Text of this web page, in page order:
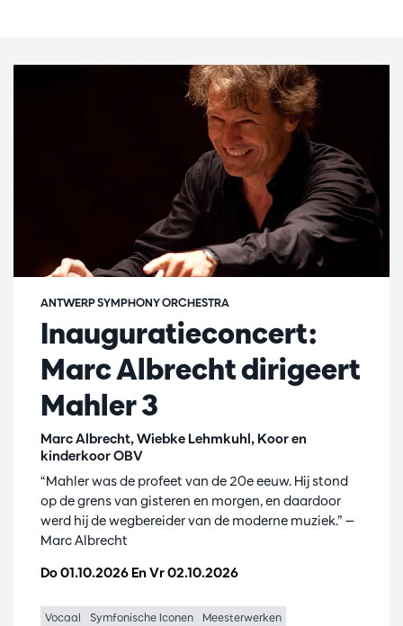
Inauguratieconcert:
Marc Albrecht dirigeert
Mahler 3
Marc Albrecht, Wiebke Lehmkuhl, Koor en
kinderkoor OBV
ANTWERP SYMPHONY ORCHESTRA
Do 01.10.2026 EnVr 02.10.2026
“Mahler was de profeet van de 20e eeuw. Hij stond
op de grens van gisteren en morgen, en daardoor
werd hij de wegbereider van de moderne muziek.” —
Marc Albrecht
Vocaal Symfonische Iconen Meesterwerken